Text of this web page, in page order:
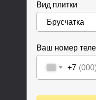
Ваш номер
+7
Вид плитки